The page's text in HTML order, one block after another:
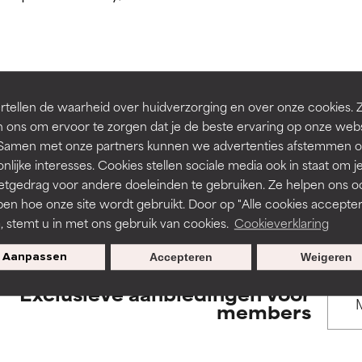
de waarheid over huidverzorging en over onze cookies.
ons om ervoor te zorgen dat je de beste ervaring op onze
met onze partners kunnen we advertenties afstemmen
interesses. Cookies stellen sociale media ook in staat om je
voor andere doeleinden te gebruiken. Ze helpen ons
hoe onze site wordt gebruikt. Door op "Alle cookies
stemt u in met ons gebruik van cookies. Cookieverklaring
Aanpassen Weigeren
Accepteren
BACK TO SEARCH
to assess ingredients in this dictionary. Regulations
irriterend maar kan esthetische, stabiliteits- of andere
is aanwezig. Het risico wordt vergroot als het gecombineerd
ingrediënten.
droogheid, enz. veroorzaken. Kan in sommige gevallen
het algemeen is bewezen dat het meer kwaad dan goed doet.
irriterend maar kan esthetische, stabiliteits- of andere
is aanwezig. Het risico wordt vergroot als het gecombineerd
ingrediënten.
droogheid, enz. veroorzaken. Kan in sommige gevallen
het algemeen is bewezen dat het meer kwaad dan goed doet.
Exclusieve aanbiedingen voor
members